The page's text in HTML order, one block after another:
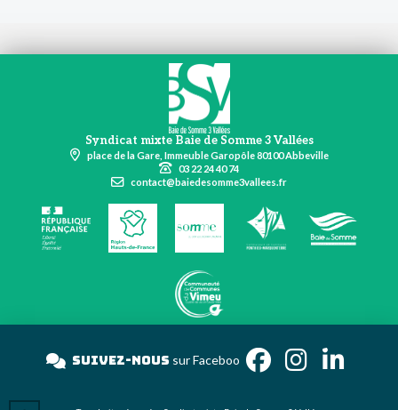
Syndicat mixte Baie de Somme 3 Vallées
place de la Gare, Immeuble Garopôle 80100 Abbeville
03 22 24 40 74
contact@baiedesomme3vallees.fr
Suivez-noussur Face